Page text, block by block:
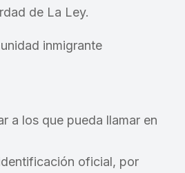
de La Ley.
inmigrante
a los que pueda llamar en
oficial, por